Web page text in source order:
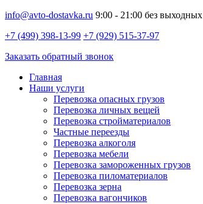
info@avto-dostavka.ru 9:00 - 21:00 без выходных
+7 (499) 398-13-99 +7 (929) 515-37-97
Заказать обратный звонок
Главная
Наши услуги
Перевозка опасных грузов
Перевозка личных вещей
Перевозка стройматериалов
Частные переезды
Перевозка алкоголя
Перевозка мебели
Перевозка замороженных грузов
Перевозка пиломатериалов
Перевозка зерна
Перевозка вагончиков